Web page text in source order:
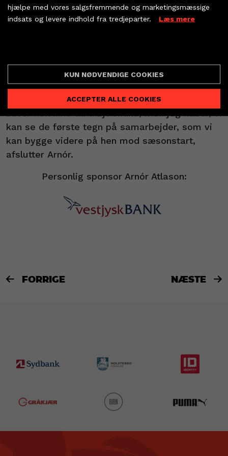
KØB BILLET
snakke om de forventninger, vi har til os selv
og hinanden i den nye sæson.
Fredag venter sæsonens første testkamp:
- Det vigtigste er, at vi begynder at finde
hinanden i de nye konstellationer. Niveauet
kan se de første tegn på samarbejder, som vi
kan bygge videre på hen mod sæsonstart,
afslutter Arnór.
Personlig sponsor Arnór Atlason:
 FORRIGE NÆSTE 
hjælpe med vores salgsfremmende og marketingsmæssige
indsats og levere indhold fra tredjeparter. Læs mere
KUN NØDVENDIGE COOKIES
ACCEPTER ALLE COOKIES